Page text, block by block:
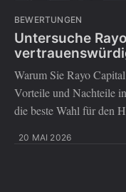
BEWERTUNGEN
Untersuche
Warum Sie Rayo
Vorteile und Nachteile
die beste Wahl für den
20 MAI 2026